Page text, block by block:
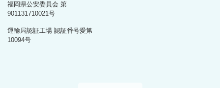
福岡県公安委員会 第
901131710021号
運輸局認証工場 認証番号愛第
10094号